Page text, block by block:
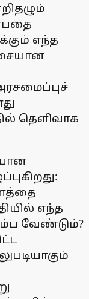
எந்த
தெளிவாக
எந்த
வேண்டும்?